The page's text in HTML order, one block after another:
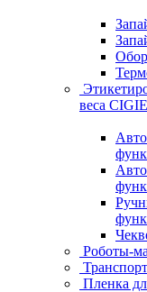
веса
Роботы-
Пленка